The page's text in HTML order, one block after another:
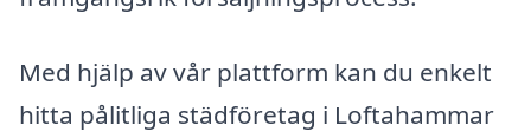
Med hjälp av vår plattform kan du enkelt
hitta pålitliga städföretag i Loftahammar